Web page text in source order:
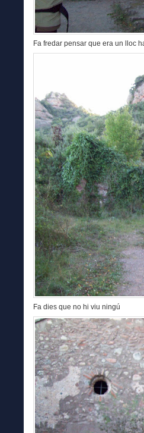
Fa fredar pensar que era un lloc
Fa dies que no hi viu ningú